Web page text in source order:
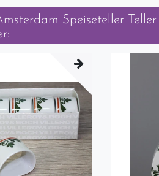
Speiseteller